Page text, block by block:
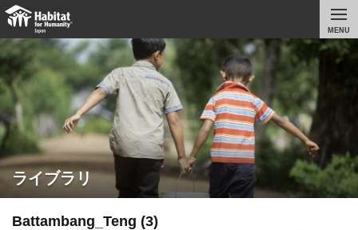
MENU
ライブラリ
Battambang_Teng (3)